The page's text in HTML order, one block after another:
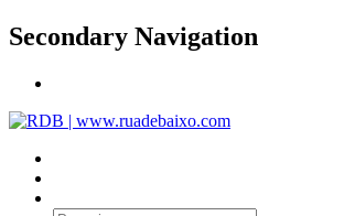
Secondary Navigation